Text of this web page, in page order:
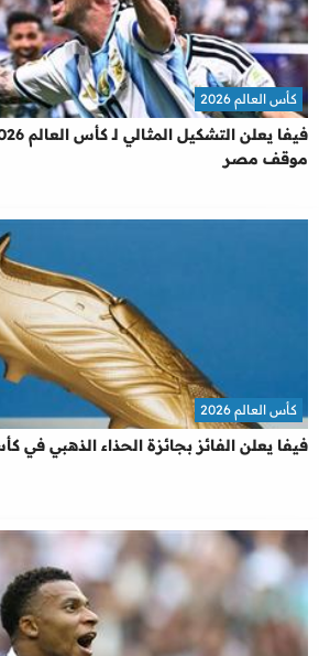
موقف مصر
كأس العالم 2026
فيفا يعلن الفائز بجائزة الحذاء الذهبي في كأس
كأس العالم 2026